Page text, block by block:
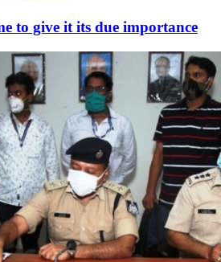
to give it its due importance